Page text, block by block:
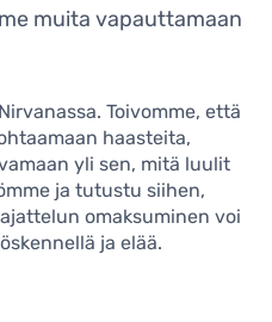
muita vapauttamaan
Toivomme, että
haasteita,
yli sen, mitä luulit
ja tutustu siihen,
omaksuminen voi
ja elää.